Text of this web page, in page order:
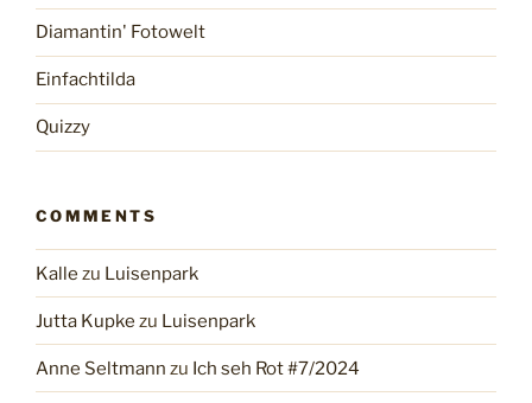
Diamantin' Fotowelt
Einfachtilda
Quizzy
COMMENTS
Kalle zu Luisenpark
Jutta Kupke zu Luisenpark
Anne Seltmann zu Ich seh Rot #7/2024